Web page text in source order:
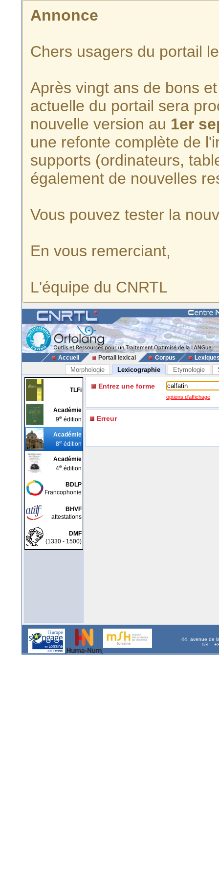
Annonce
Chers usagers du portail
Après vingt ans de bons
actuelle du portail sera
nouvelle version au 1er
une refonte complète de
supports (ordinateurs,
également de nouvelles
Vous pouvez tester la
En vous remerciant,
L'équipe du CNRTL
Accueil Portail lexical Corpus
Morphologie Lexicographie Etymologie
TLFi
Académie
9e édition
Académie
8e édition
Académie
4e édition
BDLP
Francophonie
BHVF
attestations
DMF
(1330 - 1500)
Entrez une forme
options d'affichage
Erreur
44, avenue de
Tél. :